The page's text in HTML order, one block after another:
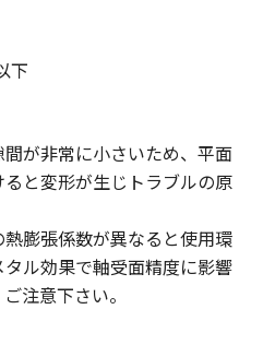
下
が非常に小さいため、平面
と変形が生じトラブルの原
膨張係数が異なると使用環
ル効果で軸受面精度に影響
注意下さい。